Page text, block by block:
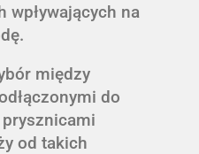
wpływających na
między
do
od takich